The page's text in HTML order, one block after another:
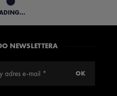
NEWSLETTERA